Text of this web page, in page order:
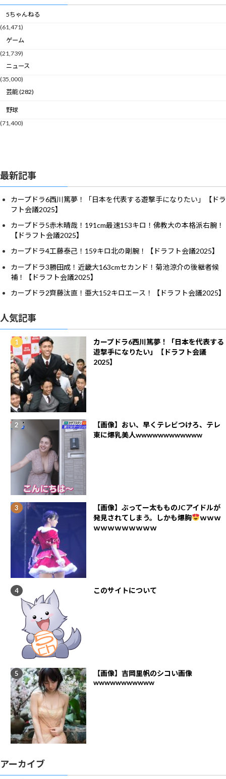
5ちゃんねる
(61,471)
ゲーム
(21,739)
ニュース
(35,000)
芸能 (282)
野球
(71,400)
最新記事
カープドラ6西川篤夢！「日本を代表する遊撃手になりたい」【ドラ
フト会議2025】
カープドラ5赤木晴哉！191cm最速153キロ！佛教大の本格派右腕！
【ドラフト会議2025】
カープドラ4工藤泰己！159キロ北の剛腕！【ドラフト会議2025】
カープドラ3勝田成！近畿大163cmセカンド！菊池涼介の後継者候
補！【ドラフト会議2025】
カープドラ2齊藤汰直！亜大152キロエース！【ドラフト会議2025】
人気記事
カープドラ6西川篤夢！「日本を代表する
遊撃手になりたい」【ドラフト会議
2025】
【画像】おい、早くテレビつけろ、テレ
東に爆乳美人wwwwwwwwwwww
【画像】ぶってー太もものJCアイドルが
発見されてしまう。しかも爆胸
ｗｗｗ
ｗｗｗｗｗｗｗｗｗ
このサイトについて
【画像】吉岡里帆のシコい画像
wwwwwwwwwww
アーカイブ